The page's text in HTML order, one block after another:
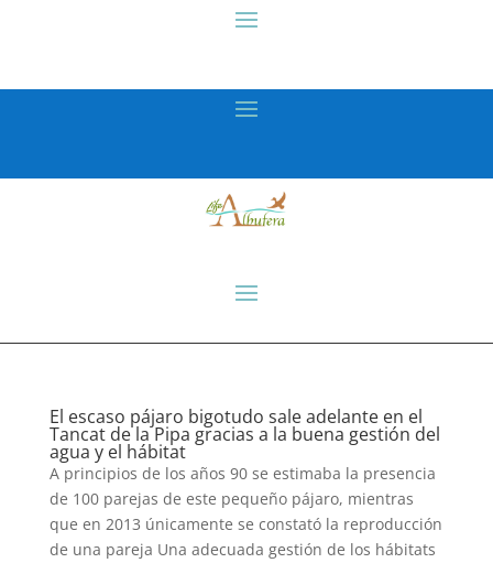
El escaso pájaro bigotudo sale adelante en el
Tancat de la Pipa gracias a la buena gestión del
agua y el hábitat
A principios de los años 90 se estimaba la presencia
de 100 parejas de este pequeño pájaro, mientras
que en 2013 únicamente se constató la reproducción
de una pareja Una adecuada gestión de los hábitats